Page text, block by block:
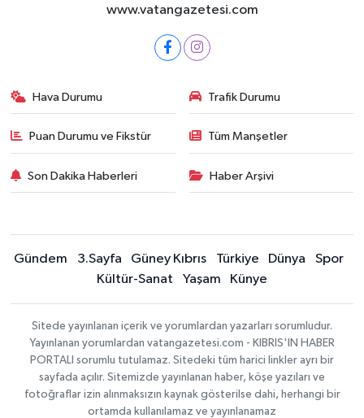
www.vatangazetesi.com
Hava Durumu Trafik Durumu
Puan Durumu ve Fikstür Tüm Manşetler
Son Dakika Haberleri Haber Arşivi
Gündem 3.Sayfa Güney Kıbrıs Türkiye Dünya
Spor
Kültür-Sanat
Yaşam Künye
Sitede yayınlanan içerik ve yorumlardan yazarları sorumludur.
Yayınlanan yorumlardan vatangazetesi.com - KIBRIS'IN HABER
PORTALI sorumlu tutulamaz. Sitedeki tüm harici linkler ayrı bir
sayfada açılır. Sitemizde yayınlanan haber, köşe yazıları ve
fotoğraflar izin alınmaksızın kaynak gösterilse dahi, herhangi bir
ortamda kullanılamaz ve yayınlanamaz